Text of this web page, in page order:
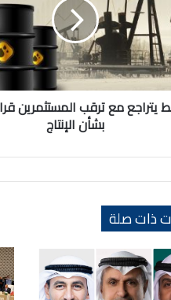
يتراجع مع ترقب المستثمرين
بشأن الإنتاج
ذات صلة